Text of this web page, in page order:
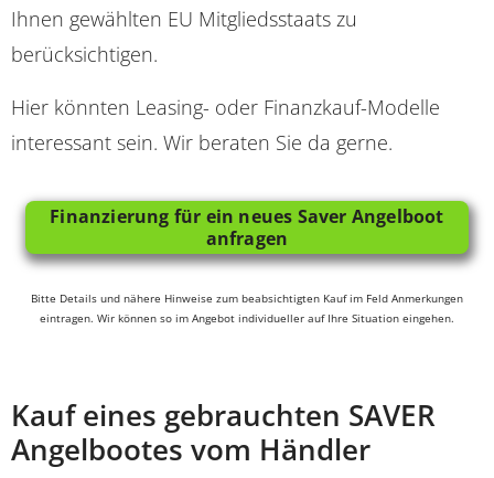
Ihnen gewählten EU Mitgliedsstaats zu
berücksichtigen.
Hier könnten Leasing- oder Finanzkauf-Modelle
interessant sein. Wir beraten Sie da gerne.
Finanzierung für ein neues Saver Angelboot
anfragen
Bitte Details und nähere Hinweise zum beabsichtigten Kauf im Feld Anmerkungen
eintragen. Wir können so im Angebot individueller auf Ihre Situation eingehen.
Kauf eines gebrauchten SAVER
Angelbootes vom Händler